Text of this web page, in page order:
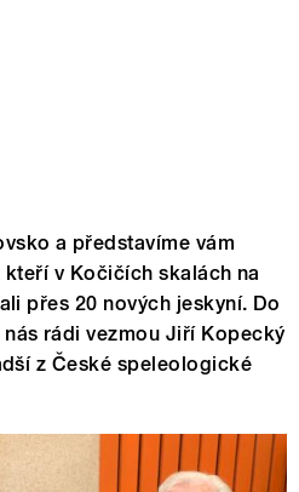
a představíme vám
v Kočičích skalách na
přes 20 nových jeskyní. Do
rádi vezmou Jiří Kopecký
z České speleologické